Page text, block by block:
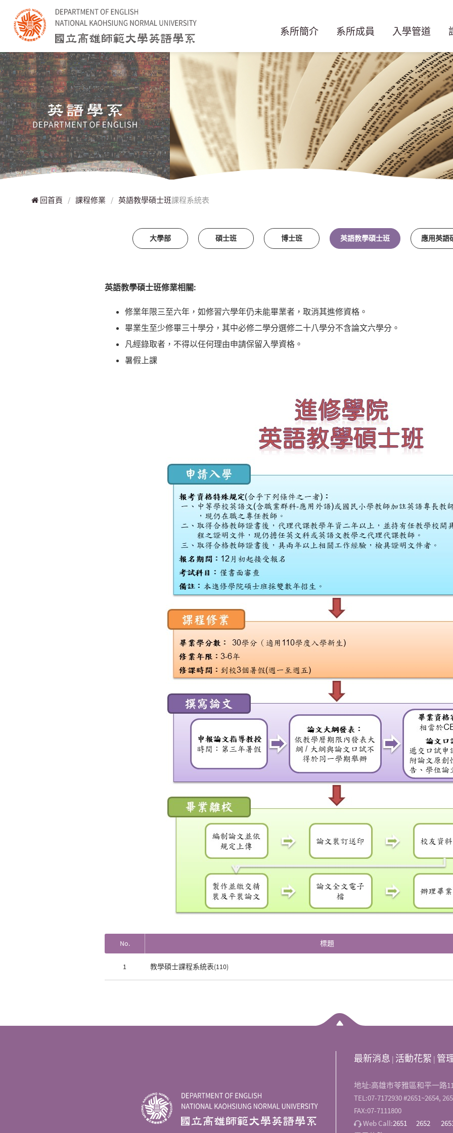
系所簡介 系所成員 入學管道
回首頁 / 課程修業 / 英語教學碩士班課程系統表
大學部 碩士班 博士班 英語教學碩士班 應用英語
英語教學碩士班修業相關:
修業年限三至六年，如修習六學年仍未能畢業者，取消其進修資格。
畢業生至少修畢三十學分，其中必修二學分選修二十八學分不含論文六學分。
凡經錄取者，不得以任何理由申請保留入學資格。
暑假上課
No. 標題
1 教學碩士課程系統表(110)
最新消息 | 活動花絮 | 管
地址:高雄市苓雅區和平一路
TEL:07-7172930 #2651~2654,
FAX:07-7111800
Web Call:2651 2652